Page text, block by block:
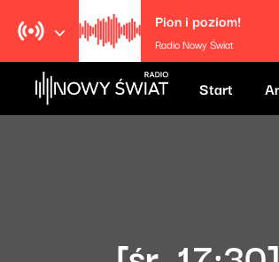
Pion i poziom!
Radio Nowy Świat
Start